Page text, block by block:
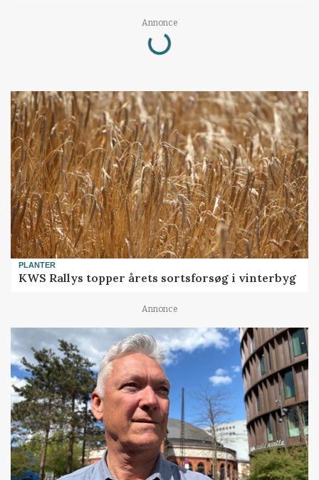
Annonce
Loading...
PLANTER
KWS Rallys topper årets sortsforsøg i vinterbyg
Annonce